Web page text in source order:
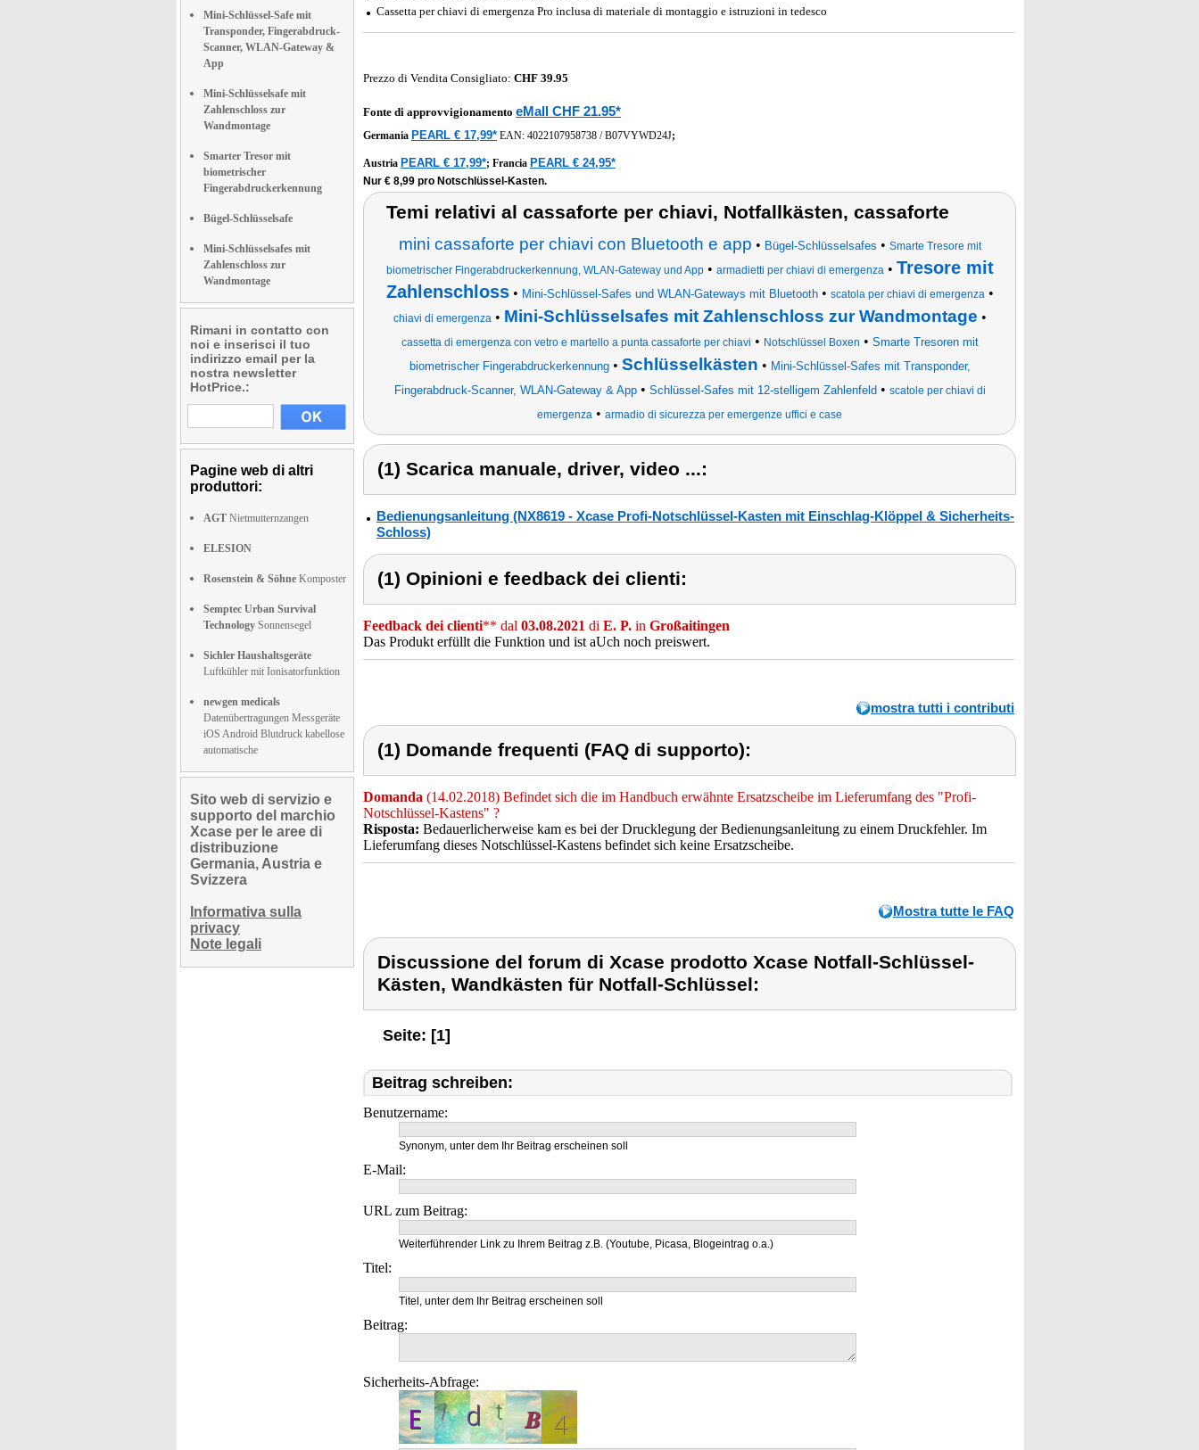
Mini-Schlüssel-Safe mit
Transponder, Fingerabdruck-
Scanner, WLAN-Gateway &
App
Mini-Schlüsselsafe mit
Zahlenschloss zur
Wandmontage
Smarter Tresor mit
biometrischer
Fingerabdruckerkennung
Bügel-Schlüsselsafe
Mini-Schlüsselsafes mit
Zahlenschloss zur
Wandmontage
Rimani in contatto con
noi e inserisci il tuo
indirizzo email per la
nostra newsletter
HotPrice.:
Pagine web di altri
produttori:
AGT Nietmutternzangen
ELESION
Rosenstein & Söhne Komposter
Semptec Urban Survival
Technology Sonnensegel
Sichler Haushaltsgeräte
Luftkühler mit Ionisatorfunktion
newgen medicals
Datenübertragungen Messgeräte
iOS Android Blutdruck kabellose
automatische
Sito web di servizio e
supporto del marchio
Xcase per le aree di
distribuzione
Germania, Austria e
Svizzera
Informativa sulla
privacy
Note legali
Cassetta per chiavi di emergenza Pro inclusa di materiale di montaggio e istruzioni in tedesco
Prezzo di Vendita Consigliato: CHF 39.95
Fonte di approvvigionamento eMall CHF 21.95*
Germania PEARL € 17,99* EAN: 4022107958738 /B07VYWD24J;
Austria PEARL € 17,99*; Francia PEARL € 24,95*
Nur € 8,99 pro Notschlüssel-Kasten.
Temi relativi al cassaforte per chiavi, Notfallkästen, cassaforte
mini cassaforte per chiavi con Bluetooth e app • Bügel-Schlüsselsafes • Smarte Tresore mit
biometrischer Fingerabdruckerkennung, WLAN-Gateway und App• armadietti per chiavi di emergenza • Tresore mit
Zahlenschloss• Mini-Schlüssel-Safes und WLAN-Gateways mit Bluetooth• scatola per chiavi di emergenza •
chiavi di emergenza • Mini-Schlüsselsafes mit Zahlenschloss zur Wandmontage •
cassetta di emergenza con vetro e martello a punta cassaforte per chiavi • Notschlüssel Boxen • Smarte Tresoren mit
biometrischer Fingerabdruckerkennung• Schlüsselkästen • Mini-Schlüssel-Safes mit Transponder,
Fingerabdruck-Scanner, WLAN-Gateway & App• Schlüssel-Safes mit 12-stelligem Zahlenfeld• scatole per chiavi di
emergenza • armadio di sicurezza per emergenze uffici e case
(1) Scarica manuale, driver, video ...:
Bedienungsanleitung (NX8619 - Xcase Profi-Notschlüssel-Kasten mit Einschlag-Klöppel & Sicherheits-
Schloss)
(1) Opinioni e feedback dei clienti:
Feedback dei clienti** dal 03.08.2021 di E. P. in Großaitingen
Das Produkt erfüllt die Funktion und ist aUch noch preiswert.
mostra tutti i contributi
(1) Domande frequenti (FAQ di supporto):
Domanda (14.02.2018) Befindet sich die im Handbuch erwähnte Ersatzscheibe im Lieferumfang des "Profi-
Notschlüssel-Kastens" ?
Risposta: Bedauerlicherweise kam es bei der Drucklegung der Bedienungsanleitung zu einem Druckfehler. Im
Lieferumfang dieses Notschlüssel-Kastens befindet sich keine Ersatzscheibe.
Mostra tutte le FAQ
Discussione del forum di Xcase prodotto Xcase Notfall-Schlüssel-
Kästen, Wandkästen für Notfall-Schlüssel:
Seite: [1]
Beitrag schreiben:
Benutzername:
Synonym, unter dem Ihr Beitrag erscheinen soll
E-Mail:
URL zum Beitrag:
Weiterführender Link zu Ihrem Beitrag z.B. (Youtube, Picasa, Blogeintrag o.a.)
Titel:
Titel, unter dem Ihr Beitrag erscheinen soll
Beitrag:
Sicherheits-Abfrage: